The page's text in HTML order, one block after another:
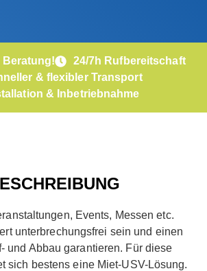
Beratung!
24/7h Rufbereitschaft
& flexibler Transport
& Inbetriebnahme
Events, Messen etc.
unterbrechungsfrei sein und einen
und Abbau garantieren. Für diese
sich bestens eine Miet-USV-Lösung.